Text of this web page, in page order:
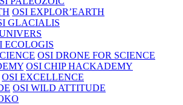
OSI EXPLOR’EARTH
GLACIALIS
ECOLOGIS
OSI DRONE FOR SCIENCE
OSI CHIP HACKADEMY
OSI EXCELLENCE
OSI WILD ATTITUDE